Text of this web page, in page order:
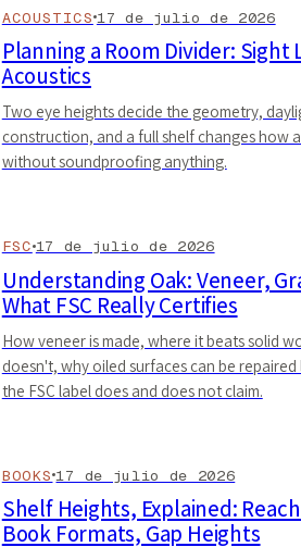
ACOUSTICS 17 de julio de 2026
Planning a Room Divider: Sight
Acoustics
Two eye heights decide the geometry,
construction, and a full shelf changes how
without soundproofing anything.
FSC 17 de julio de 2026
Understanding Oak: Veneer,
What FSC Really Certifies
How veneer is made, where it beats solid
doesn't, why oiled surfaces can be
the FSC label does and does not claim.
BOOKS17 de julio de 2026
Shelf Heights, Explained:
Book Formats, Gap Heights